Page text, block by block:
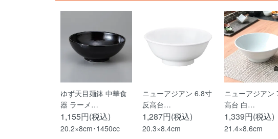
ゆず天目麺鉢 中華食
器 ラーメ…
1,155円(税込)
20.2×8cm･1450cc
ニューアジアン 6.8寸
反高台…
1,287円(税込)
20.3×8.4cm
ニューアジアン
高台 白…
1,339円(税込)
21.4×8.6cm